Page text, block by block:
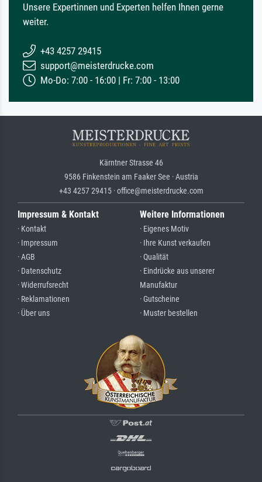
Unsere Expertinnen und Experten helfen Ihnen gerne
weiter.
+43 4257 29415
support@meisterdrucke.com
Mo-Do: 7:00 - 16:00 | Fr: 7:00 - 13:00
Kärntner Strasse 46
9586 Finkenstein am Faaker See · Austria
+43 4257 29415 · office@meisterdrucke.com
Impressum & Kontakt
· Kontakt
· Impressum
· AGB
· Datenschutz
· Widerrufsrecht
· Reklamationen
· Über uns
Weitere Informationen
· Eigenes Motiv
· Ihre Kunst verkaufen
· Qualität
· Eindrücke aus unserer
Manufaktur
· Gutscheine
· Muster bestellen